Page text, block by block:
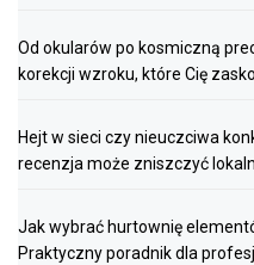
Od okularów po kosmiczną
korekcji wzroku, które Cię
Hejt w sieci czy nieuczciwa
recenzja może zniszczyć
Jak wybrać hurtownię
Praktyczny poradnik dla